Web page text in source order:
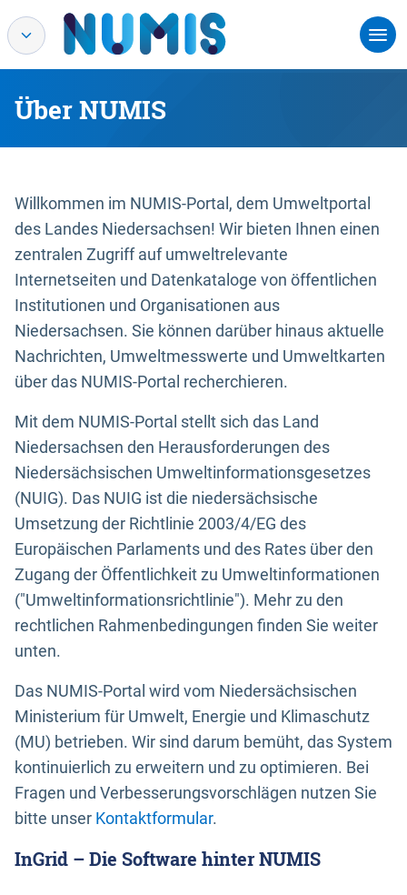
Über NUMIS
Willkommen im NUMIS-Portal, dem Umweltportal
des Landes Niedersachsen! Wir bieten Ihnen einen
zentralen Zugriff auf umweltrelevante
Internetseiten und Datenkataloge von öffentlichen
Institutionen und Organisationen aus
Niedersachsen. Sie können darüber hinaus aktuelle
Nachrichten, Umweltmesswerte und Umweltkarten
über das NUMIS-Portal recherchieren.
Mit dem NUMIS-Portal stellt sich das Land
Niedersachsen den Herausforderungen des
Niedersächsischen Umweltinformationsgesetzes
(NUIG). Das NUIG ist die niedersächsische
Umsetzung der Richtlinie 2003/4/EG des
Europäischen Parlaments und des Rates über den
Zugang der Öffentlichkeit zu Umweltinformationen
("Umweltinformationsrichtlinie"). Mehr zu den
rechtlichen Rahmenbedingungen finden Sie weiter
unten.
Das NUMIS-Portal wird vom Niedersächsischen
Ministerium für Umwelt, Energie und Klimaschutz
(MU) betrieben. Wir sind darum bemüht, das System
kontinuierlich zu erweitern und zu optimieren. Bei
Fragen und Verbesserungsvorschlägen nutzen Sie
bitte unser Kontaktformular.
InGrid – Die Software hinter NUMIS